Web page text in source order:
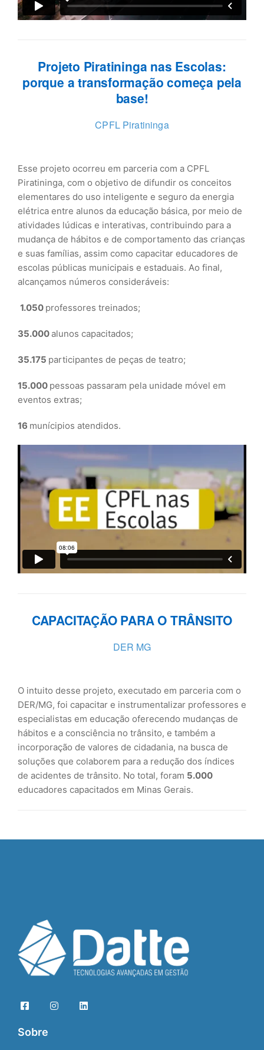
Projeto Piratininga nas Escolas:
porque a transformação começa pela
base!
CPFL Piratininga
Esse projeto ocorreu em parceria com a CPFL
Piratininga, com o objetivo de difundir os conceitos
elementares do uso inteligente e seguro da energia
elétrica entre alunos da educação básica, por meio de
atividades lúdicas e interativas, contribuindo para a
mudança de hábitos e de comportamento das crianças
e suas famílias, assim como capacitar educadores de
escolas públicas municipais e estaduais. Ao final,
alcançamos números consideráveis:
1.050 professores treinados;
35.000alunos capacitados;
35.175 participantes de peças de teatro;
15.000 pessoas passaram pela unidade móvel em
eventos extras;
16 munícipios atendidos.
CAPACITAÇÃO PARA O TRÂNSITO
DER MG
O intuito desse projeto, executado em parceria com o
DER/MG, foi capacitar e instrumentalizar professores e
especialistas em educação oferecendo mudanças de
hábitos e a consciência no trânsito, e também a
incorporação de valores de cidadania, na busca de
soluções que colaborem para a redução dos índices
de acidentes de trânsito. No total, foram 5.000
educadores capacitados em Minas Gerais.
Sobre